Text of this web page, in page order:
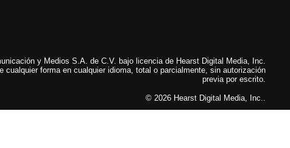
y Medios S.A. de C.V. bajo licencia de Hearst Digital Media, Inc.
cualquier forma en cualquier idioma, total o parcialmente, sin autorización
previa por escrito.
© 2026 Hearst Digital Media, Inc..